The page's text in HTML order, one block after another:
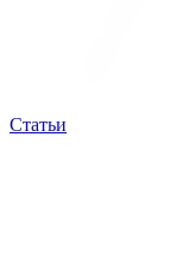
Статьи